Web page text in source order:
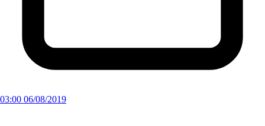
03:00 06/08/2019